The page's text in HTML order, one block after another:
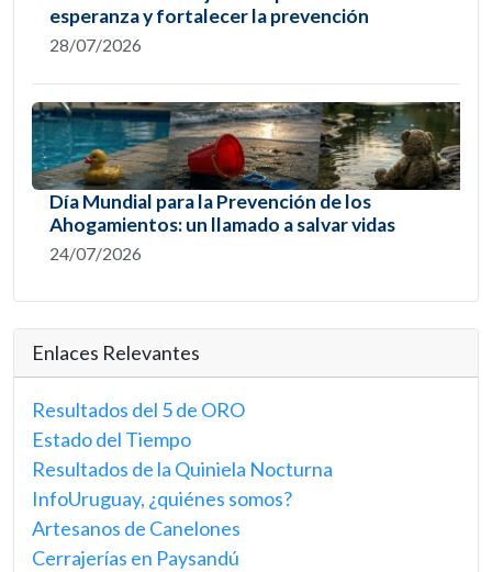
esperanza y fortalecer la prevención
28/07/2026
Día Mundial para la Prevención de los
Ahogamientos: un llamado a salvar vidas
24/07/2026
Enlaces Relevantes
Resultados del 5 de ORO
Estado del Tiempo
Resultados de la Quiniela Nocturna
InfoUruguay, ¿quiénes somos?
Artesanos de Canelones
Cerrajerías en Paysandú